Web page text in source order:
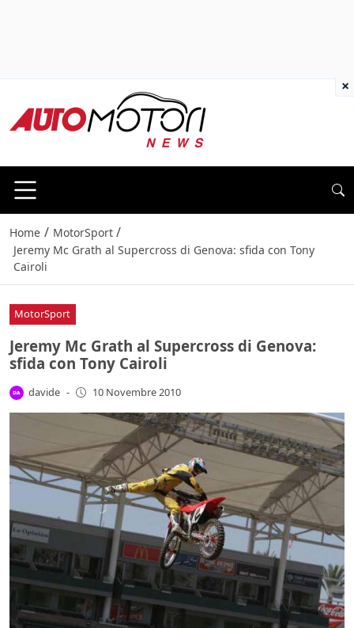
Home / MotorSport /
Jeremy Mc Grath al Supercross di Genova: sfida con Tony
Cairoli
MotorSport
Jeremy Mc Grath al Supercross di Genova:
sfida con Tony Cairoli
davide - 10 Novembre 2010
×